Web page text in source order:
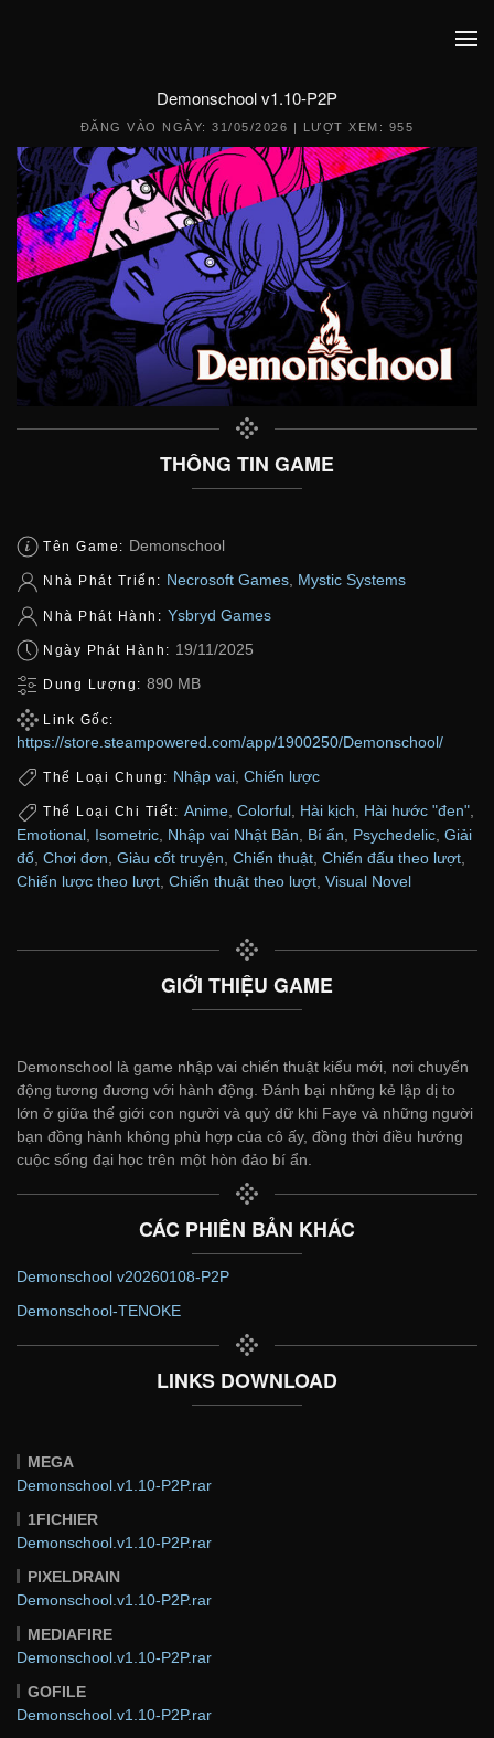
Demonschool v1.10-P2P
ĐĂNG VÀO NGÀY:31/05/2026 | LƯỢT XEM: 955
THÔNG TIN GAME
Tên Game: Demonschool
Nhà Phát Triển: Necrosoft Games, Mystic Systems
Nhà Phát Hành: Ysbryd Games
Ngày Phát Hành: 19/11/2025
Dung Lượng: 890 MB
Link Gốc:
https://store.steampowered.com/app/1900250/Demonschool/
Thể Loại Chung: Nhập vai Chiến lược
Thể Loại Chi Tiết: Anime, Colorful, Hài kịch, Hài hước "đen",
Emotional Isometric Nhập vai Nhật Bản Bí ẩn Psychedelic Giải
đố Chơi đơn Giàu cốt truyện Chiến thuật Chiến đấu theo lượt
Chiến lược theo lượt Chiến thuật theo lượt Visual Novel
GIỚI THIỆU GAME
Demonschool là game nhập vai chiến thuật kiểu mới, nơi chuyển
động tương đương với hành động. Đánh bại những kẻ lập dị to
lớn ở giữa thế giới con người và quỷ dữ khi Faye và những người
bạn đồng hành không phù hợp của cô ấy, đồng thời điều hướng
cuộc sống đại học trên một hòn đảo bí ẩn.
CÁC PHIÊN BẢN KHÁC
Demonschool v20260108-P2P
Demonschool-TENOKE
LINKS DOWNLOAD
MEGA
Demonschool.v1.10-P2P.rar
1FICHIER
Demonschool.v1.10-P2P.rar
PIXELDRAIN
Demonschool.v1.10-P2P.rar
MEDIAFIRE
Demonschool.v1.10-P2P.rar
GOFILE
Demonschool.v1.10-P2P.rar